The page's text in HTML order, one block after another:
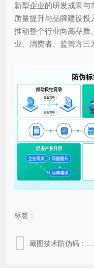
新型企业的研发成果与
质量提升与品牌建设投
推动整个行业向高品质
业、消费者、监管方三
标签：
藏图技术防伪码：隐形图文密码，构筑品牌安全新壁垒